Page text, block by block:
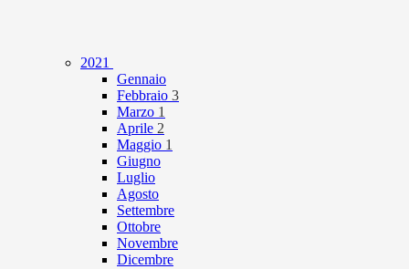
2021
Gennaio
Febbraio 3
Marzo 1
Aprile 2
Maggio 1
Giugno
Luglio
Agosto
Settembre
Ottobre
Novembre
Dicembre